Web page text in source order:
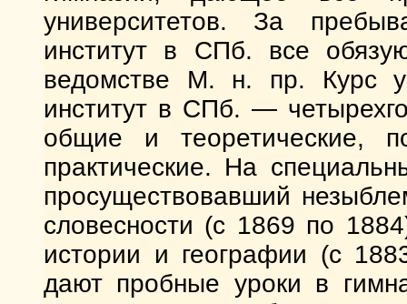
университетов. За
институт в СПб. все
ведомстве М. н. пр. Курс
институт в СПб. —
общие и теоретические,
практические. На
просуществовавший
словесности (с 1869 по
истории и географии (с
дают пробные уроки в